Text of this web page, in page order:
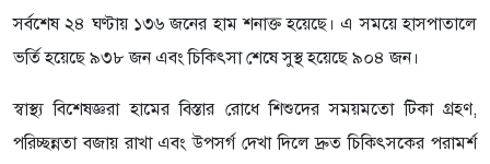
সর্বশেষ ২৪ ঘণ্টায় ১৩৬ জনের হাম শনাক্ত হয়েছে। এ সময়ে হাসপাতালে
ভর্তি হয়েছে ৯৩৮ জন এবং চিকিৎসা শেষে সুস্থ হয়েছে ৯০৪ জন।
স্বাস্থ্য বিশেষজ্ঞরা হামের বিস্তার রোধে শিশুদের সময়মতো টিকা গ্রহণ,
পরিচ্ছন্নতা বজায় রাখা এবং উপসর্গ দেখা দিলে দ্রুত চিকিৎসকের পরামর্শ